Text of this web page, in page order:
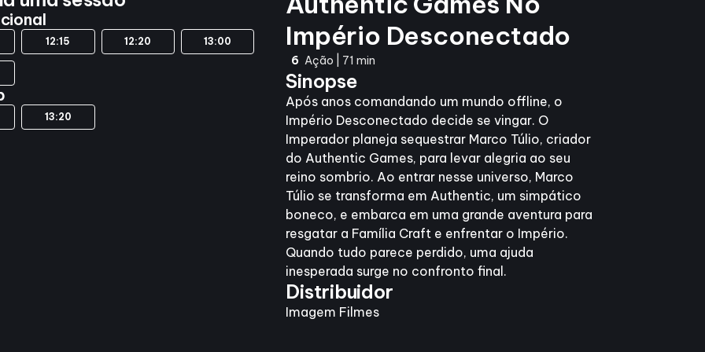
12:15 12:20 13:00
13:20
Império Desconectado
6 Ação | 71 min
Sinopse
Após anos comandando um mundo offline, o
Império Desconectado decide se vingar. O
Imperador planeja sequestrar Marco Túlio, criador
do Authentic Games, para levar alegria ao seu
reino sombrio. Ao entrar nesse universo, Marco
Túlio se transforma em Authentic, um simpático
boneco, e embarca em uma grande aventura para
resgatar a Família Craft e enfrentar o Império.
Quando tudo parece perdido, uma ajuda
inesperada surge no confronto final.
Distribuidor
Imagem Filmes